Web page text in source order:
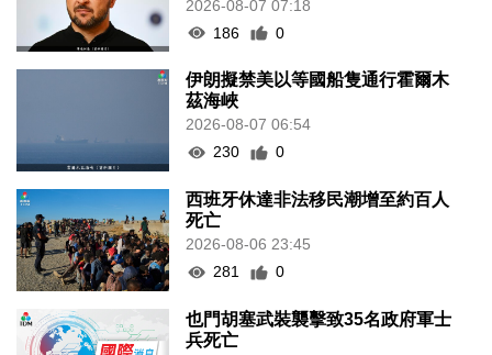
2026-08-07 07:18
186
0
伊朗擬禁美以等國船隻通行霍爾木
茲海峽
2026-08-07 06:54
230
0
西班牙休達非法移民潮增至約百人
死亡
2026-08-06 23:45
281
0
也門胡塞武裝襲擊致35名政府軍士
兵死亡